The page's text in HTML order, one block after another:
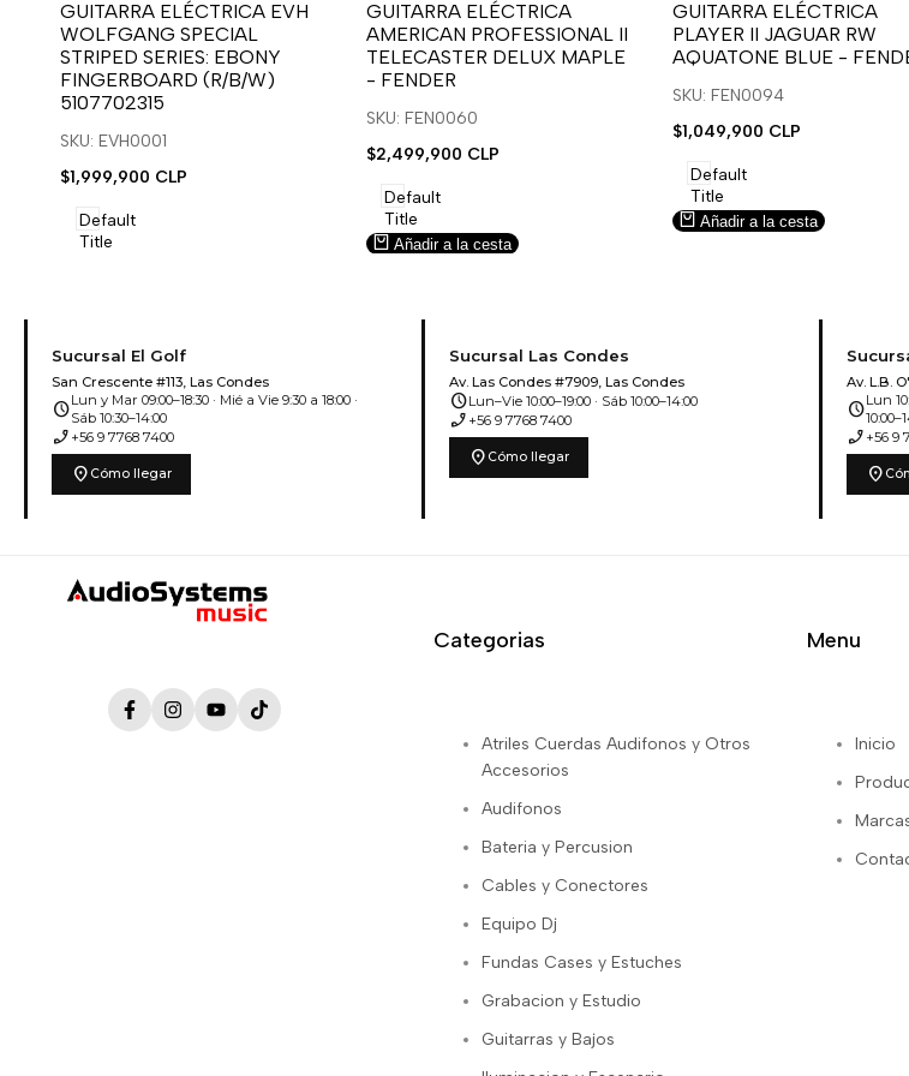
para
usar
la
lista
de
deseos.
para
usar
Compare
GUITARRA ELÉCTRICA EVH
WOLFGANG SPECIAL
STRIPED SERIES: EBONY
FINGERBOARD (R/B/W)
5107702315
SKU: EVH0001
Precio
venta
$1,999,900 CLP
Default
Title
para
usar
la
lista
de
para
usar
Compare
GUITARRA ELÉCTRICA
AMERICAN PROFESSIONAL II
TELECASTER DELUX MAPLE
- FENDER
SKU: FEN0060
Precio
venta
$2,499,900 CLP
Default
Title
Añadir a la cesta
para
usar
la
lista
deseos.
para
usar
Compare
GUITARRA ELÉCTRICA
PLAYER II JAGUAR RW
AQUATONE BLUE -
SKU: FEN0094
Precio
venta
$1,049,900 CLP
Default
Title
Añadir a la cesta
Sucursal El Golf
San Crescente #113, Las Condes
scheduleLun y Mar 09:00–18:30 · Mié a Vie 9:30 a 18:00 ·
Sáb 10:30–14:00
phone_enabled +56 9 7768 7400
location_on Cómo llegar
Sucursal Las Condes
Av. Las Condes #7909, Las Condes
scheduleLun–Vie 10:00–19:00 · Sáb 10:00–14:00
phone_enabled +56 9 7768 7400
location_on Cómo llegar
Av. L.B.
scheduleLun
phone_enabled +56 9
location_on
FacebookInstagramYouTubeTikTok
Categorias
Atriles Cuerdas Audifonos y Otros
Accesorios
Audifonos
Bateria y Percusion
Cables y Conectores
Equipo Dj
Fundas Cases y Estuches
Grabacion y Estudio
Guitarras y Bajos
Menu
Inicio